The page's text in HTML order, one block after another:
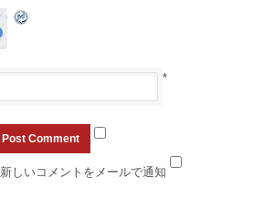
*
新しいコメントをメールで通知